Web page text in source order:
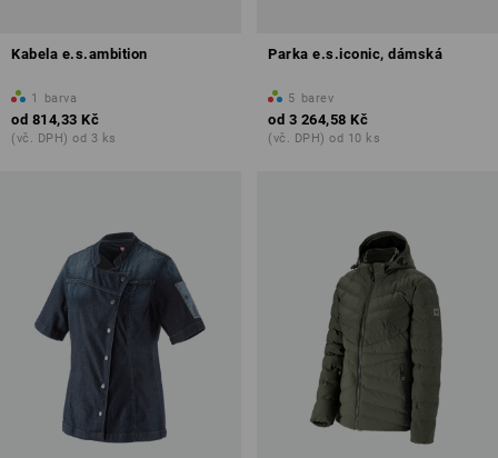
Kabela e.s.ambition
1 barva
od 814,33 Kč
(vč. DPH) od 3 ks
Parka e.s.iconic, dámská
5 barev
od 3 264,58 Kč
(vč. DPH) od 10 ks